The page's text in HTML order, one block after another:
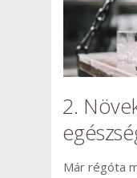
2.
Már régóta